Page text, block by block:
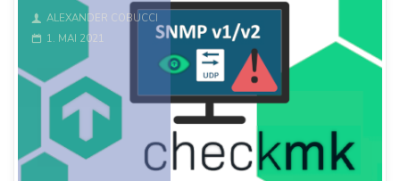
ALEXANDER COBUCCI
1. MAI 2021